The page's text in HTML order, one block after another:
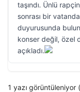
taşındı. Ünlü
sonrası bir
duyurusunda
konser değil, özel
açıkladı.
1 yazı görüntüleniyor